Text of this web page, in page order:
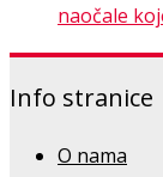
naočale
Info stranice
O nama